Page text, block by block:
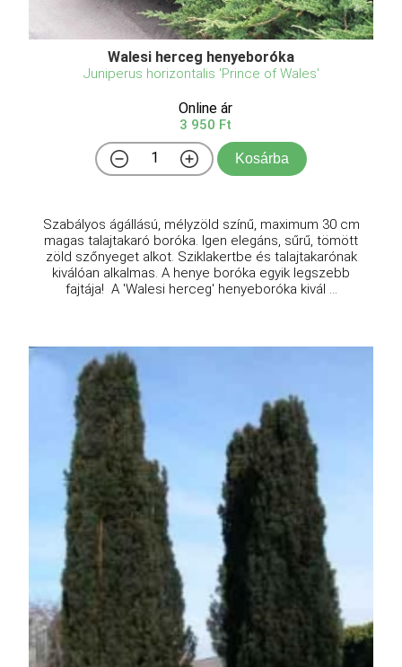
Walesi herceg henyeboróka
Juniperus horizontalis 'Prince of Wales'
Online ár
3 950 Ft
Kosárba
Szabályos ágállású, mélyzöld színű, maximum 30 cm
magas talajtakaró boróka. Igen elegáns, sűrű, tömött
zöld szőnyeget alkot. Sziklakertbe és talajtakarónak
kiválóan alkalmas. A henye boróka egyik legszebb
fajtája! A 'Walesi herceg' henyeboróka kivál ...